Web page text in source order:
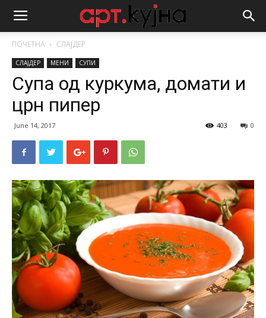
ПОЧЕТНА СЛАЈДЕР
СЛАЈДЕР МЕНИ СУПИ
Супа од куркума, домати и
црн пипер
June 14, 2017 0
403